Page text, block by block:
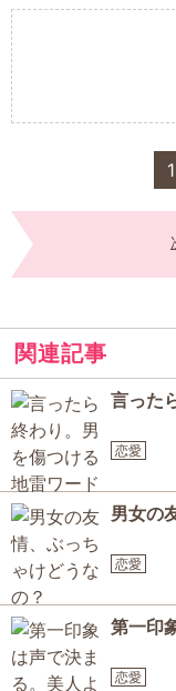
1
関連記事
言った
恋愛
男女の
恋愛
第一印
恋愛